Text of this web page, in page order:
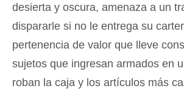
desierta y oscura, amenaza a un
dispararle si no le entrega su
pertenencia de valor que lleve
sujetos que ingresan armados en
roban la caja y los artículos más